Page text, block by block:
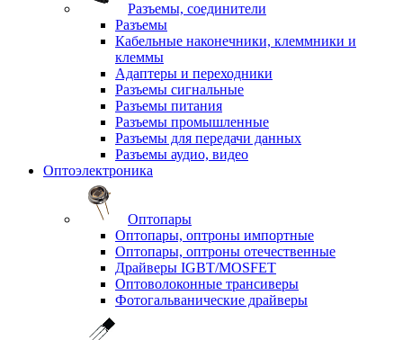
Разъемы, соединители
Разъемы
Кабельные наконечники, клеммники и
клеммы
Адаптеры и переходники
Разъемы сигнальные
Разъемы питания
Разъемы промышленные
Разъемы для передачи данных
Разъемы аудио, видео
Оптоэлектроника
Оптопары
Оптопары, оптроны импортные
Оптопары, оптроны отечественные
Драйверы IGBT/MOSFET
Оптоволоконные трансиверы
Фотогальванические драйверы